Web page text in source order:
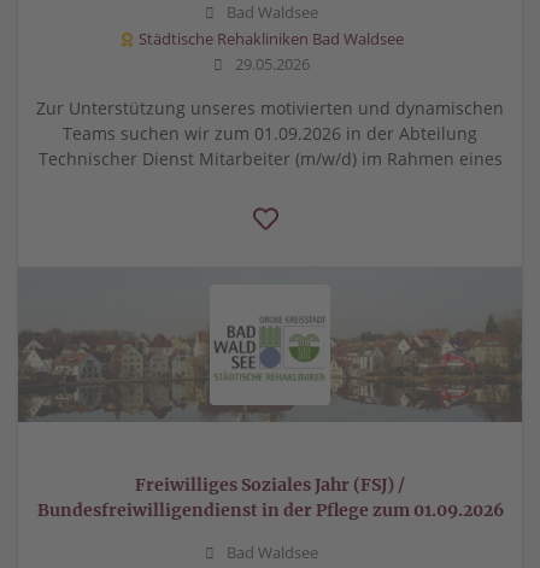
Bad Waldsee
Städtische Rehakliniken Bad Waldsee
29.05.2026
Zur Unterstützung unseres motivierten und dynamischen
Teams suchen wir zum 01.09.2026 in der Abteilung
Technischer Dienst Mitarbeiter (m/w/d) im Rahmen eines
Freiwilliges Soziales Jahr (FSJ) /
Bundesfreiwilligendienst in der Pflege zum 01.09.2026
Bad Waldsee